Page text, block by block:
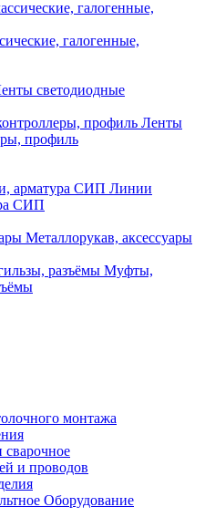
галогенные,
светодиодные
Ленты
профиль
Линии
СИП
Металлорукав, аксессуары
Муфты,
монтажа
сварочное
и проводов
Оборудование